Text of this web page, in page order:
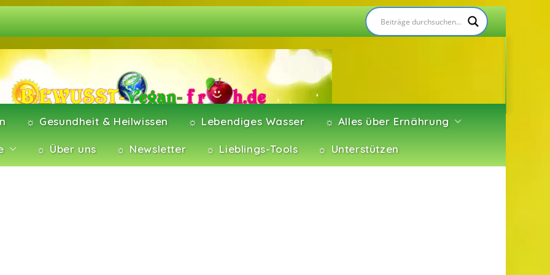
☼ Gesundheit & Heilwissen ☼ Lebendiges Wasser ☼ Alles über Ernährung
☼ Über uns ☼ Newsletter ☼ Lieblings-Tools ☼ Unterstützen